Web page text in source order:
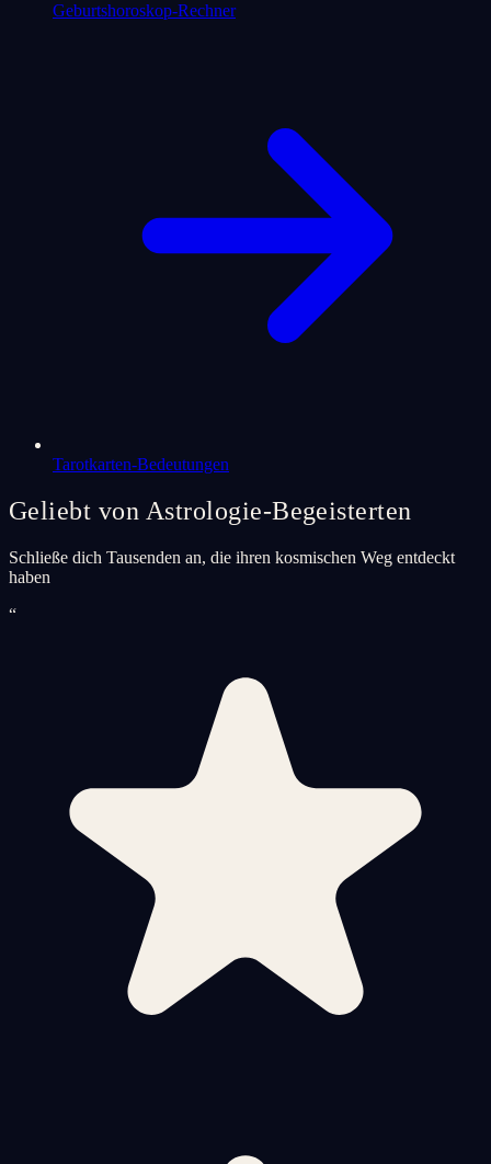
Geburtshoroskop-Rechner
Tarotkarten-Bedeutungen
Geliebt von Astrologie-Begeisterten
Schließe dich Tausenden an, die ihren kosmischen Weg entdeckt
haben
“